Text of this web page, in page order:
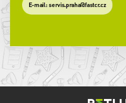
​E-mail: servis.praha@fastcr.cz